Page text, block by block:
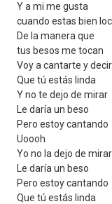
Y a mi me gusta
cuando estas bien
De la manera que
tus besos me tocan
Voy a cantarte y
Que tú estás linda
Y no te dejo de mirar
Le daría un beso
Pero estoy cantando
Uoooh
Yo no la dejo de mirar
Le daría un beso
Pero estoy cantando
Que tú estás linda